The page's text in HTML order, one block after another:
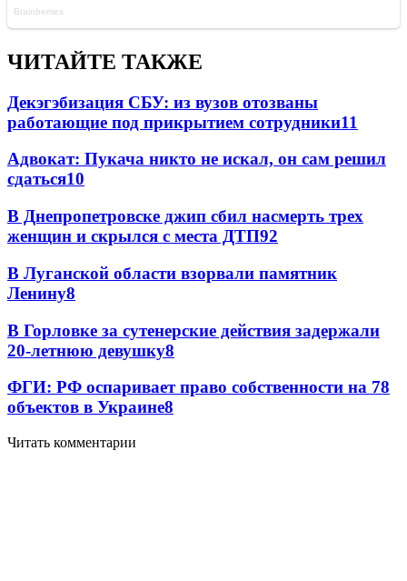
ЧИТАЙТЕ ТАКЖЕ
Декэгэбизация СБУ: из вузов отозваны
работающие под прикрытием сотрудники11
Адвокат: Пукача никто не искал, он сам решил
сдаться10
В Днепропетровске джип сбил насмерть трех
женщин и скрылся с места ДТП92
В Луганской области взорвали памятник
Ленину8
В Горловке за сутенерские действия задержали
20-летнюю девушку8
ФГИ: РФ оспаривает право собственности на 78
объектов в Украине8
Читать комментарии